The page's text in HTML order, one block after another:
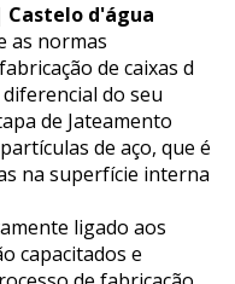
d'água
as normas
de caixas d
do seu
de Jateamento
de aço, que é
na superfície interna
ligado aos
capacitados e